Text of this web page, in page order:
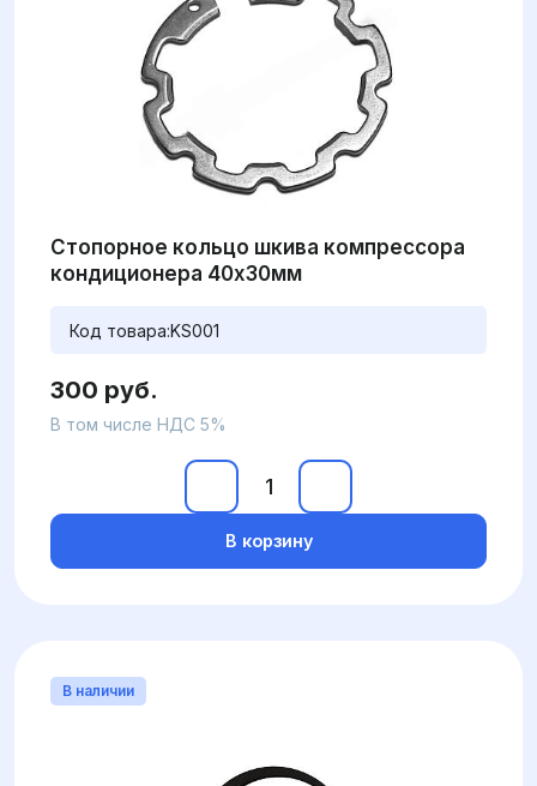
Стопорное кольцо шкива компрессора
кондиционера 40x30мм
Код товара:KS001
300 руб.
В том числе НДС 5%
В корзину
В наличии